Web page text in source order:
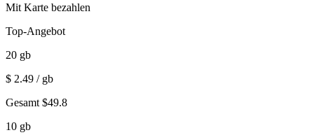
Mit Karte bezahlen
Top-Angebot
20 gb
$ 2.49 / gb
Gesamt $49.8
10 gb